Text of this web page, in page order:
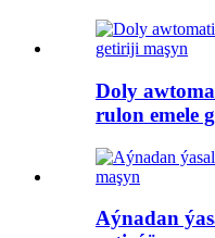
Doly
rulon emele
Aýnadan